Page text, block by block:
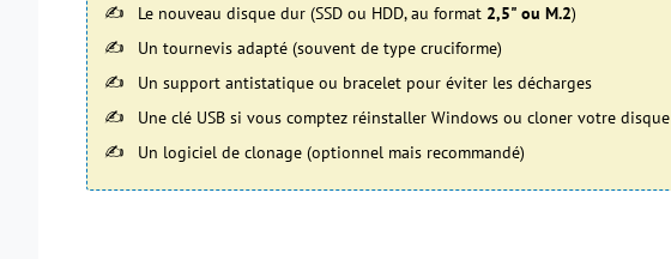
Le nouveau disque dur (SSD ou HDD, au format 2,5" ou M.2)
Un tournevis adapté (souvent de type cruciforme)
Un support antistatique ou bracelet pour éviter les décharges
Une clé USB si vous comptez réinstaller Windows ou cloner votre disque
Un logiciel de clonage (optionnel mais recommandé)